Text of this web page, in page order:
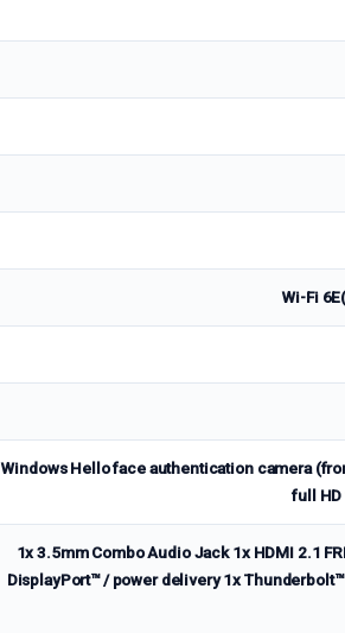
Wi-Fi
Windows Hello face authentication camera
full
1x 3.5mm Combo Audio Jack 1x HDMI 2.1
DisplayPort™ / power delivery 1x